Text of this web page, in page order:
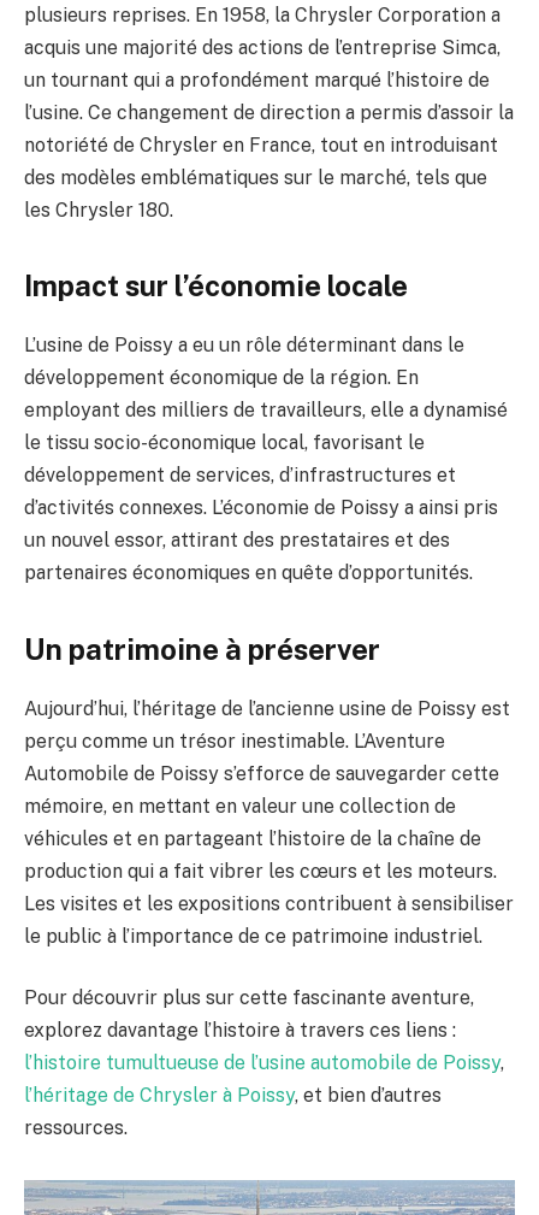
plusieurs reprises. En 1958, la Chrysler Corporation a
acquis une majorité des actions de l’entreprise Simca,
un tournant qui a profondément marqué l’histoire de
l’usine. Ce changement de direction a permis d’assoir la
notoriété de Chrysler en France, tout en introduisant
des modèles emblématiques sur le marché, tels que
les Chrysler 180.
Impact sur l’économie locale
L’usine de Poissy a eu un rôle déterminant dans le
développement économique de la région. En
employant des milliers de travailleurs, elle a dynamisé
le tissu socio-économique local, favorisant le
développement de services, d’infrastructures et
d’activités connexes. L’économie de Poissy a ainsi pris
un nouvel essor, attirant des prestataires et des
partenaires économiques en quête d’opportunités.
Un patrimoine à préserver
Aujourd’hui, l’héritage de l’ancienne usine de Poissy est
perçu comme un trésor inestimable. L’Aventure
Automobile de Poissy s’efforce de sauvegarder cette
mémoire, en mettant en valeur une collection de
véhicules et en partageant l’histoire de la chaîne de
production qui a fait vibrer les cœurs et les moteurs.
Les visites et les expositions contribuent à sensibiliser
le public à l’importance de ce patrimoine industriel.
Pour découvrir plus sur cette fascinante aventure,
explorez davantage l’histoire à travers ces liens :
l’histoire tumultueuse de l’usine automobile de Poissy,
l’héritage de Chrysler à Poissy, et bien d’autres
ressources.